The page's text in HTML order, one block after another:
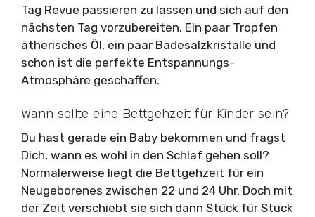
Tag Revue passieren zu lassen und sich auf den
nächsten Tag vorzubereiten. Ein paar Tropfen
ätherisches Öl, ein paar Badesalzkristalle und
schon ist die perfekte Entspannungs-
Atmosphäre geschaffen.
Wann sollte eine Bettgehzeit für Kinder sein?
Du hast gerade ein Baby bekommen und fragst
Dich, wann es wohl in den Schlaf gehen soll?
Normalerweise liegt die Bettgehzeit für ein
Neugeborenes zwischen 22 und 24 Uhr. Doch mit
der Zeit verschiebt sie sich dann Stück für Stück